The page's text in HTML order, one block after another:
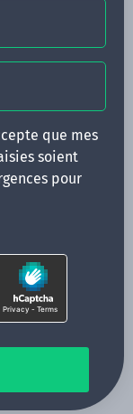
que mes
soient
pour